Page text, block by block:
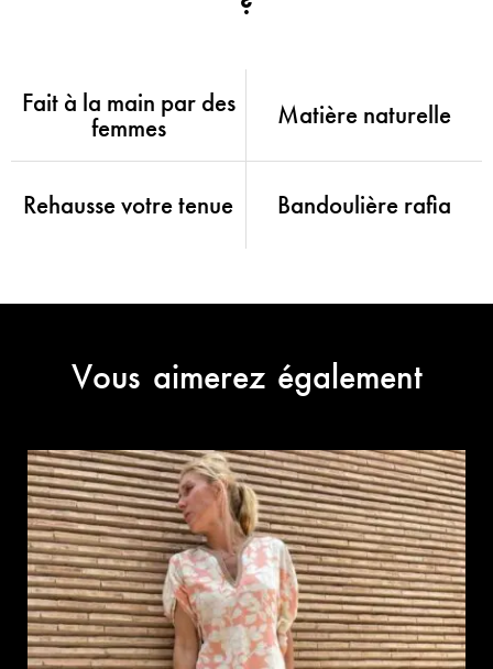
Fait à la main par des
femmes Matière naturelle
Rehausse votre tenue Bandoulière rafia
Vous aimerez également